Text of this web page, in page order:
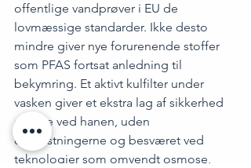
offentlige vandprøver i EU de
lovmæssige standarder. Ikke desto
mindre giver nye forurenende stoffer
som PFAS fortsat anledning til
bekymring. Et aktivt kulfilter under
vasken giver et ekstra lag af sikkerhed
direkte ved hanen, uden
omkostningerne og besværet ved
teknologier som omvendt osmose,